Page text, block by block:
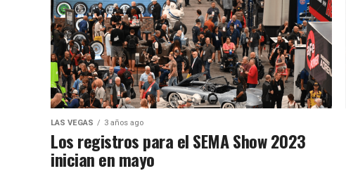
LAS VEGAS 3 años ago
Los registros para el SEMA Show 2023
inician en mayo